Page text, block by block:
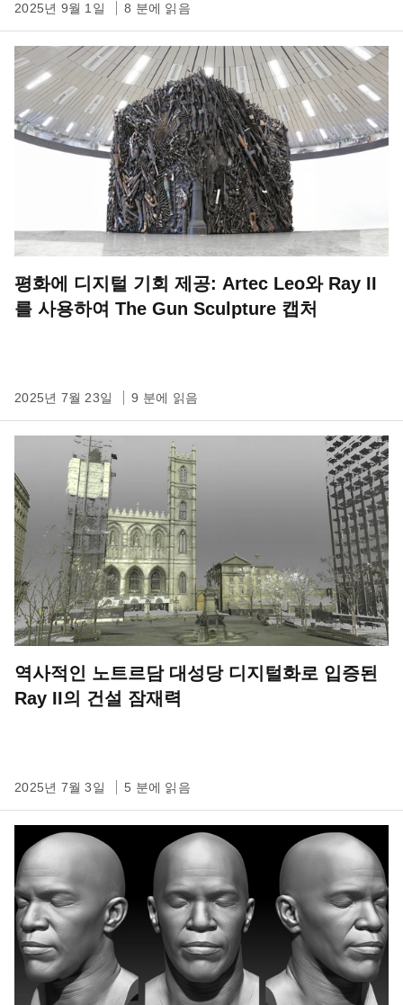
2025년 9월 1일 8 분에 읽음
평화에 디지털 기회 제공: Artec Leo와 Ray II
를 사용하여 The Gun Sculpture 캡처
2025년 7월 23일 9 분에 읽음
역사적인 노트르담 대성당 디지털화로 입증된
Ray II의 건설 잠재력
2025년 7월 3일 5 분에 읽음